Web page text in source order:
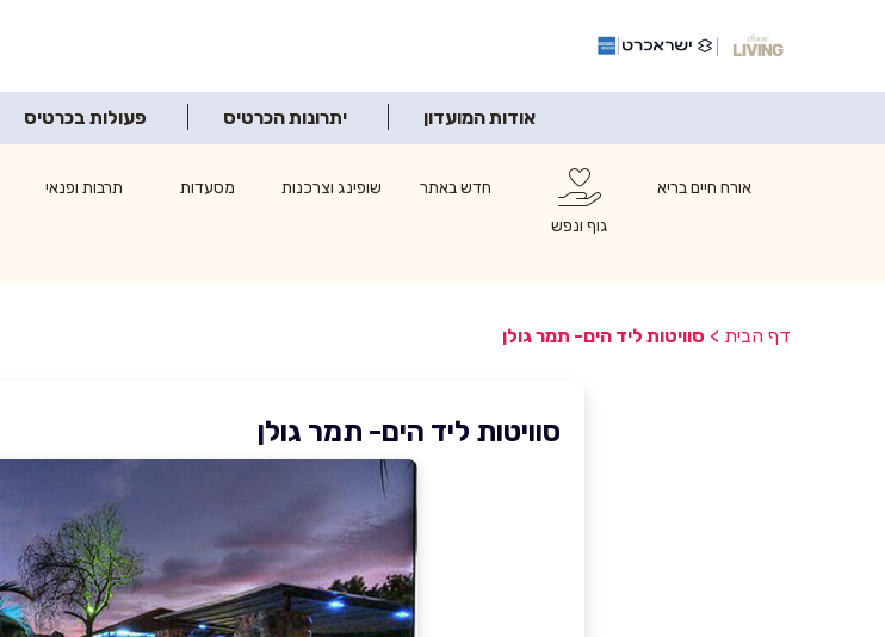
אודות המועדון יתרונות הכרטיס פעולות בכרטיס
אורח חיים בריא
גוף ונפש
חדש באתר שופינג וצרכנות מסעדות תרבות ופנאי
דף הבית > סוויטות ליד הים- תמר גולן
סוויטות ליד הים- תמר גולן